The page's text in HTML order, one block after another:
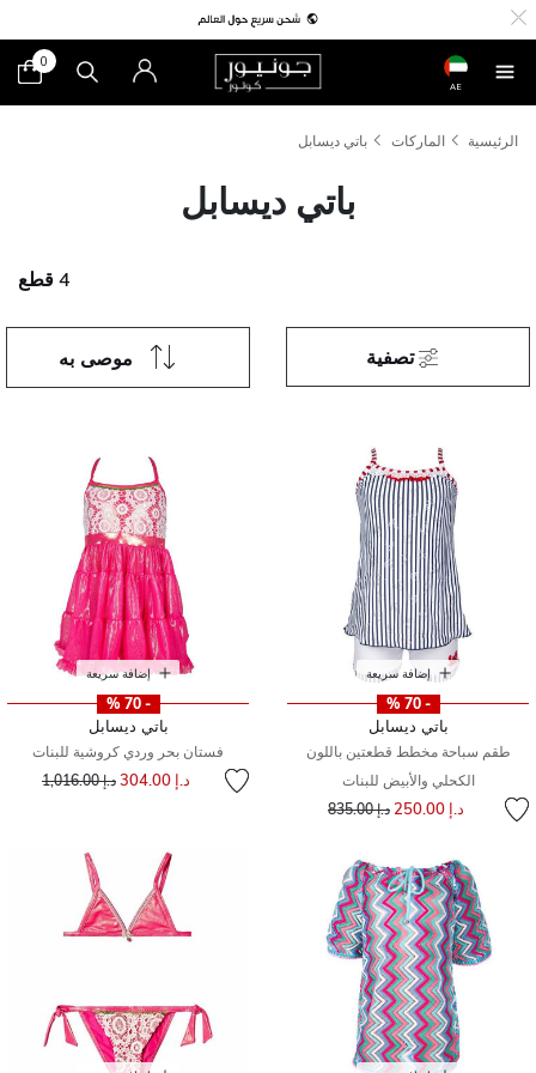
AE
0
الرئيسية الماركات باتي ديسابل
باتي ديسابل
4 قطع
موصى به تصفية
إضافة سريعة
- 70 %
باتي ديسابل
طقم سباحة مخطط قطعتين باللون
الكحلي والأبيض للبنات
د.إ 250.00 سعر مخفض مند.إ 835.00
إضافة سريعة
- 70 %
باتي ديسابل
فستان بحر وردي كروشية للبنات
د.إ 304.00 سعر مخفض من
د.إ 1,016.00 إلى